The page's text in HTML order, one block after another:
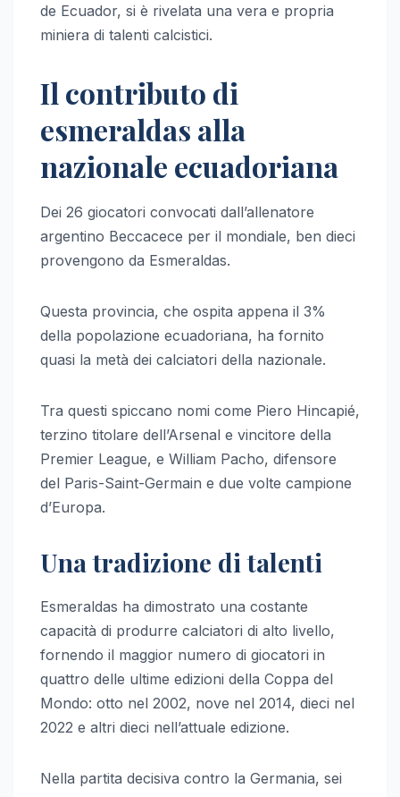
de Ecuador, si è rivelata una vera e propria
miniera di talenti calcistici.
Il contributo di
esmeraldas alla
nazionale ecuadoriana
Dei 26 giocatori convocati dall’allenatore
argentino Beccacece per il mondiale, ben dieci
provengono da Esmeraldas.
Questa provincia, che ospita appena il 3%
della popolazione ecuadoriana, ha fornito
quasi la metà dei calciatori della nazionale.
Tra questi spiccano nomi come Piero Hincapié,
terzino titolare dell’Arsenal e vincitore della
Premier League, e William Pacho, difensore
del Paris-Saint-Germain e due volte campione
d’Europa.
Una tradizione di talenti
Esmeraldas ha dimostrato una costante
capacità di produrre calciatori di alto livello,
fornendo il maggior numero di giocatori in
quattro delle ultime edizioni della Coppa del
Mondo: otto nel 2002, nove nel 2014, dieci nel
2022 e altri dieci nell’attuale edizione.
Nella partita decisiva contro la Germania, sei